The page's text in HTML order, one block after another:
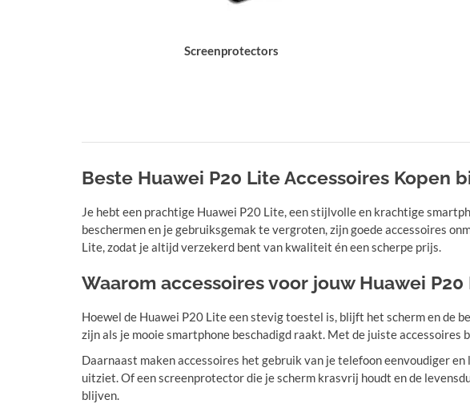
Screenprotectors
Beste Huawei P20 Lite Accessoires Kopen
Je hebt een prachtige Huawei P20 Lite, een stijlvolle en krachtige
beschermen en je gebruiksgemak te vergroten, zijn goede accessoires
Lite, zodat je altijd verzekerd bent van kwaliteit én een scherpe prijs.
Waarom accessoires voor jouw Huawei
Hoewel de Huawei P20 Lite een stevig toestel is, blijft het scherm en de
zijn als je mooie smartphone beschadigd raakt. Met de juiste
Daarnaast maken accessoires het gebruik van je telefoon eenvoudiger
uitziet. Of een screenprotector die je scherm krasvrij houdt en de
blijven.